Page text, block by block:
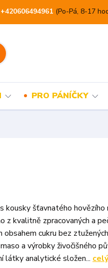
+420606494961 (Po-Pá, 8-17
PRO PÁNÍČKY
kousky šťavnatého
z kvalitně zpracovaných a
obsahem cukru bez
a výrobky živočišného
látky analytické složen...